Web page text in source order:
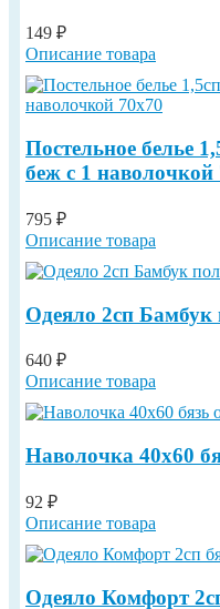
149 ₽
Описание товара
Постельное белье
беж с 1 наволочкой
795 ₽
Описание товара
Одеяло 2сп Бамбук
640 ₽
Описание товара
Наволочка 40х60
92 ₽
Описание товара
Одеяло Комфорт